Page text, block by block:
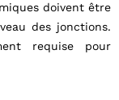
doivent être
des jonctions.
requise pour